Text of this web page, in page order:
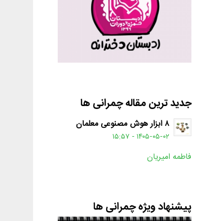
جدید ترین مقاله چمرانی ها
۸ ابزار هوش مصنوعی معلمان
۱۴۰۵-۰۵-۰۲ - ۱۵:۵۷
فاطمه امیریان
پیشنهاد ویژه چمرانی ها